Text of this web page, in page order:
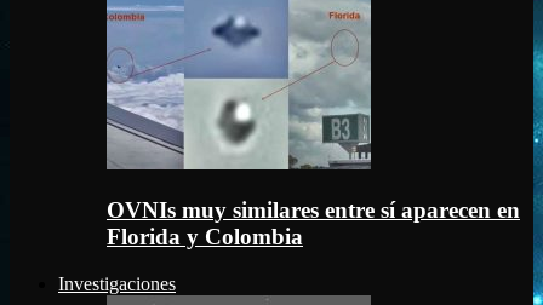
OVNIs muy similares entre sí aparecen en
Florida y Colombia
Investigaciones